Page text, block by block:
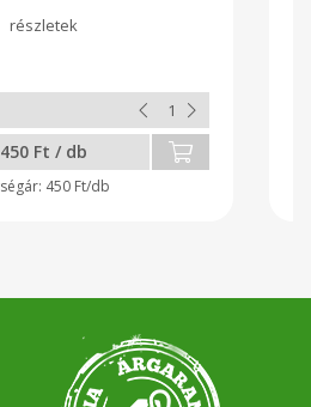
450 Ft / db
450 Ft/db